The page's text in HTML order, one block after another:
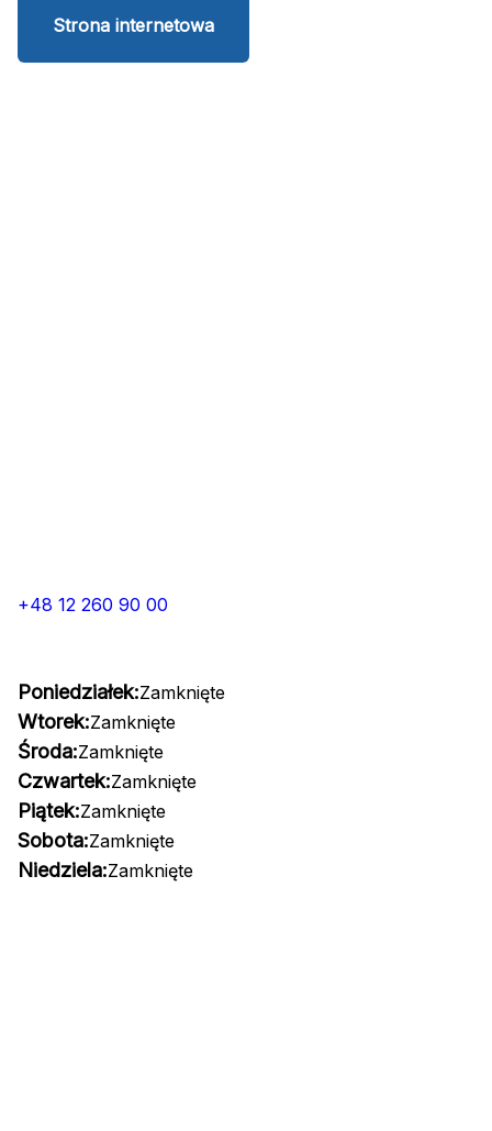
Strona internetowa
+48 12 260 90 00
Poniedziałek:Zamknięte
Wtorek:Zamknięte
Środa:Zamknięte
Czwartek:Zamknięte
Piątek:Zamknięte
Sobota:Zamknięte
Niedziela:Zamknięte